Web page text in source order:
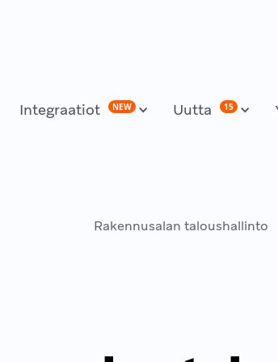
Integraatiot NEW Uutta 15
Rakennusalan taloushallinto